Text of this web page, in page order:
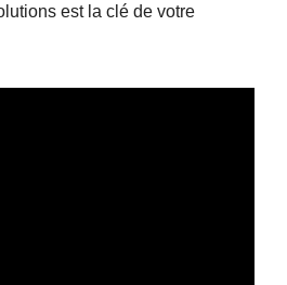
est la clé de votre